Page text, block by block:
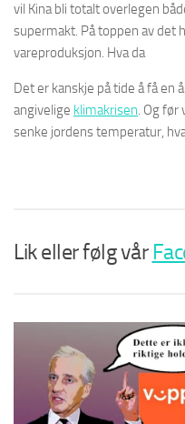
vil Kina bli totalt overlegen
supermakt. På toppen av det
vareproduksjon. Hva da
Det er kanskje på tide å få en
angivelige klimakrisen. Og før
senke jordens temperatur,
Lik eller følg vår